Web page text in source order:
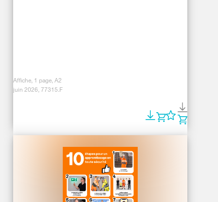
Affiche, 1 page, A2
juin 2026, 77315.F